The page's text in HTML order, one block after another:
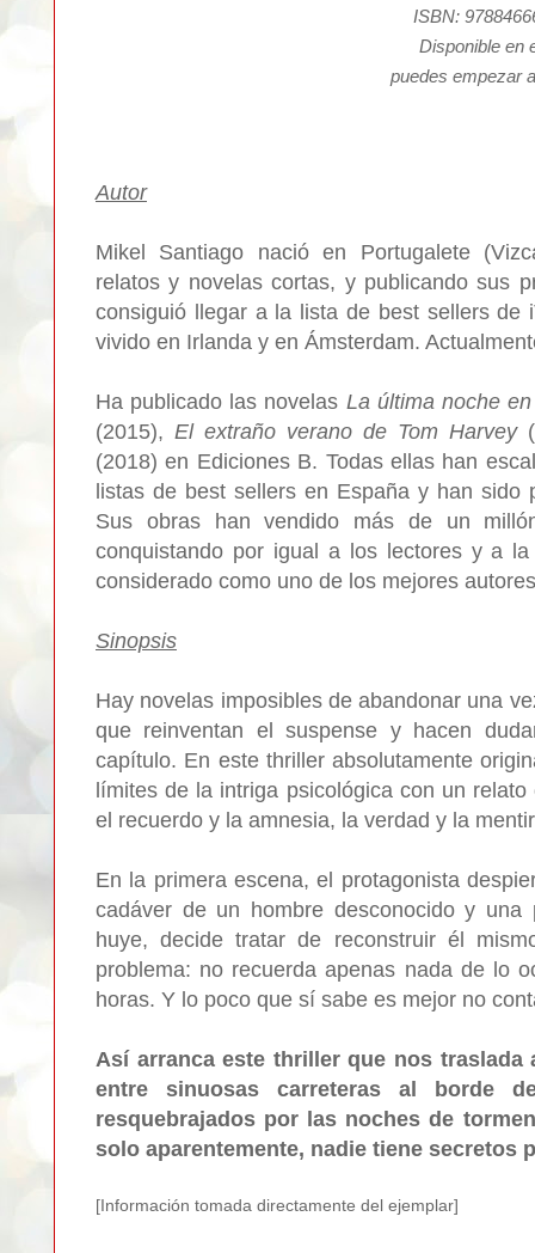
ISBN:
Disponible en
puedes empezar
Autor
Mikel Santiago nació en Portugalete
relatos y novelas cortas, y publicando sus
consiguió llegar a la lista de best sellers de
vivido en Irlanda y en Ámsterdam.
Ha publicado las novelas La última noche
(2015), El extraño verano de Tom Harvey
(2018) en Ediciones B. Todas ellas han
listas de best sellers en España y han sido
Sus obras han vendido más de un
conquistando por igual a los lectores y a
considerado como uno de los mejores
Sinopsis
Hay novelas imposibles de abandonar una
que reinventan el suspense y hacen
capítulo. En este thriller absolutamente
límites de la intriga psicológica con un
el recuerdo y la amnesia, la verdad y la
En la primera escena, el protagonista
cadáver de un hombre desconocido y
huye, decide tratar de reconstruir él
problema: no recuerda apenas nada de lo
horas. Y lo poco que sí sabe es mejor no
Así arranca este thriller que nos
entre sinuosas carreteras al borde
resquebrajados por las noches de
solo aparentemente, nadie tiene secretos
[Información tomada directamente del ejemplar]